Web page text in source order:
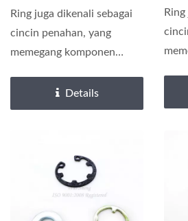
Ring juga dikenali sebagai
cincin penahan, yang
memegang komponen
Details